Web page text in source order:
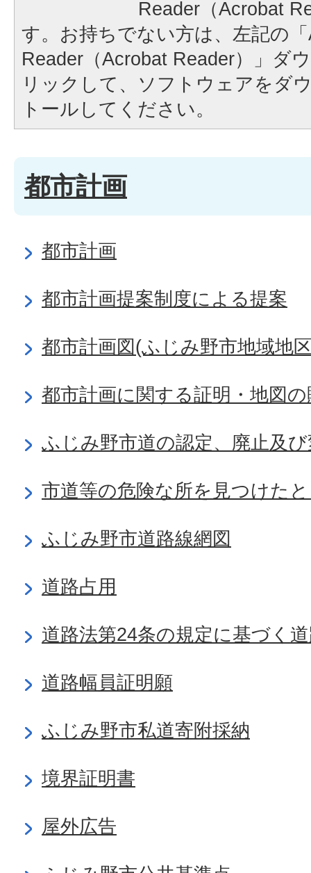
Reader（Acrobat
す。お持ちでない方は、左記の
Reader（Acrobat Reader）」ダ
リックして、ソフトウェアをダ
トールしてください。
都市計画
都市計画
都市計画提案制度による提案
都市計画図(ふじみ野市地域地
都市計画に関する証明・地図
ふじみ野市道の認定、廃止及
市道等の危険な所を見つけた
ふじみ野市道路線網図
道路占用
道路法第24条の規定に基づく
道路幅員証明願
ふじみ野市私道寄附採納
境界証明書
屋外広告